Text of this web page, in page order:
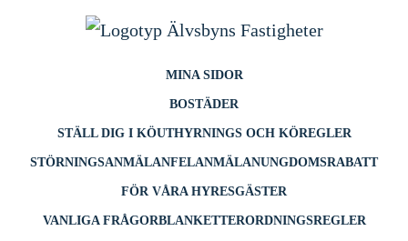
MINA SIDOR
BOSTÄDER
STÄLL DIG I KÖUTHYRNINGS OCH KÖREGLER
STÖRNINGSANMÄLANFELANMÄLANUNGDOMSRABATT
FÖR VÅRA HYRESGÄSTER
VANLIGA FRÅGORBLANKETTERORDNINGSREGLER